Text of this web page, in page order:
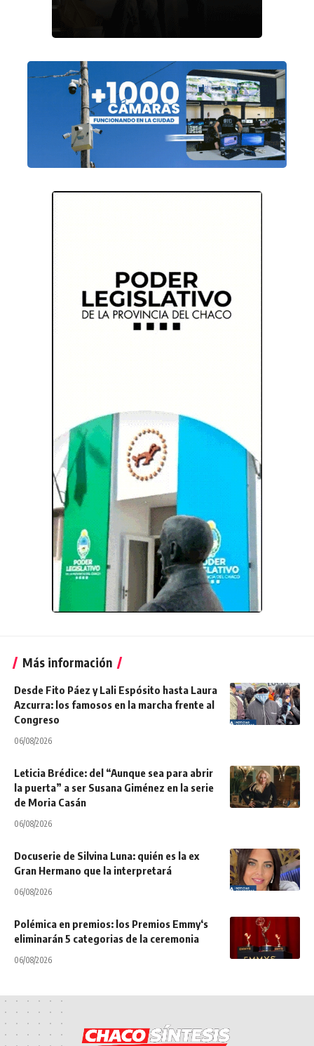
Más información
Desde Fito Páez y Lali Espósito hasta Laura
Azcurra: los famosos en la marcha frente al
Congreso
06/08/2026
Leticia Brédice: del “Aunque sea para abrir
la puerta” a ser Susana Giménez en la serie
de Moria Casán
06/08/2026
Docuserie de Silvina Luna: quién es la ex
Gran Hermano que la interpretará
06/08/2026
Polémica en premios: los Premios Emmy‘s
eliminarán 5 categorias de la ceremonia
06/08/2026